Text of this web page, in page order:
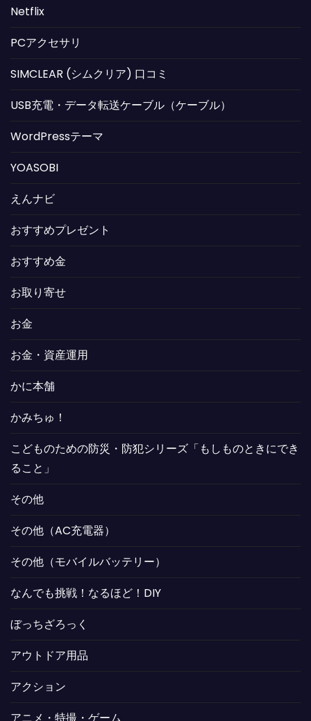
Netflix
PCアクセサリ
SIMCLEAR (シムクリア) 口コミ
USB充電・データ転送ケーブル（ケーブル）
WordPressテーマ
YOASOBI
えんナビ
おすすめプレゼント
おすすめ金
お取り寄せ
お金
お金・資産運用
かに本舗
かみちゅ！
こどものための防災・防犯シリーズ「もしものときにでき
ること」
その他
その他（AC充電器）
その他（モバイルバッテリー）
なんでも挑戦！なるほど！DIY
ぼっちざろっく
アウトドア用品
アクション